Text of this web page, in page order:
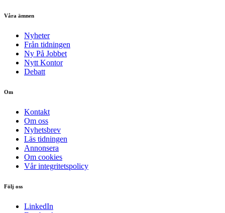
Våra ämnen
Nyheter
Från tidningen
Ny På Jobbet
Nytt Kontor
Debatt
Om
Kontakt
Om oss
Nyhetsbrev
Läs tidningen
Annonsera
Om cookies
Vår integritetspolicy
Följ oss
LinkedIn